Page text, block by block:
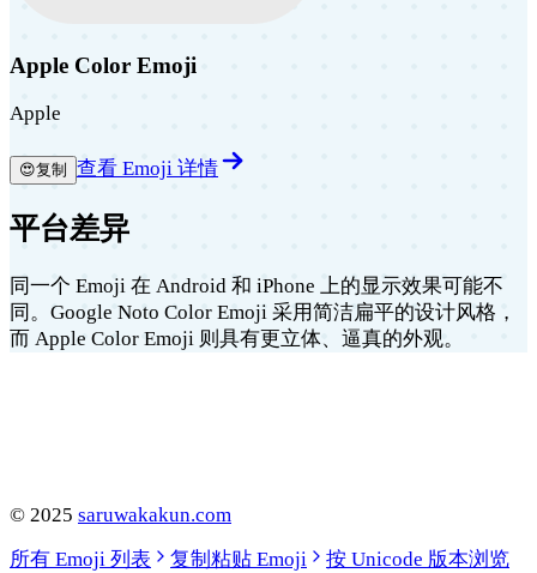
Apple Color Emoji
Apple
😍复制 查看 Emoji 详情
平台差异
同一个 Emoji 在 Android 和 iPhone 上的显示效果可能不
同。Google Noto Color Emoji 采用简洁扁平的设计风格，
而 Apple Color Emoji 则具有更立体、逼真的外观。
© 2025 saruwakakun.com
所有 Emoji 列表
复制粘贴 Emoji
按 Unicode 版本浏览